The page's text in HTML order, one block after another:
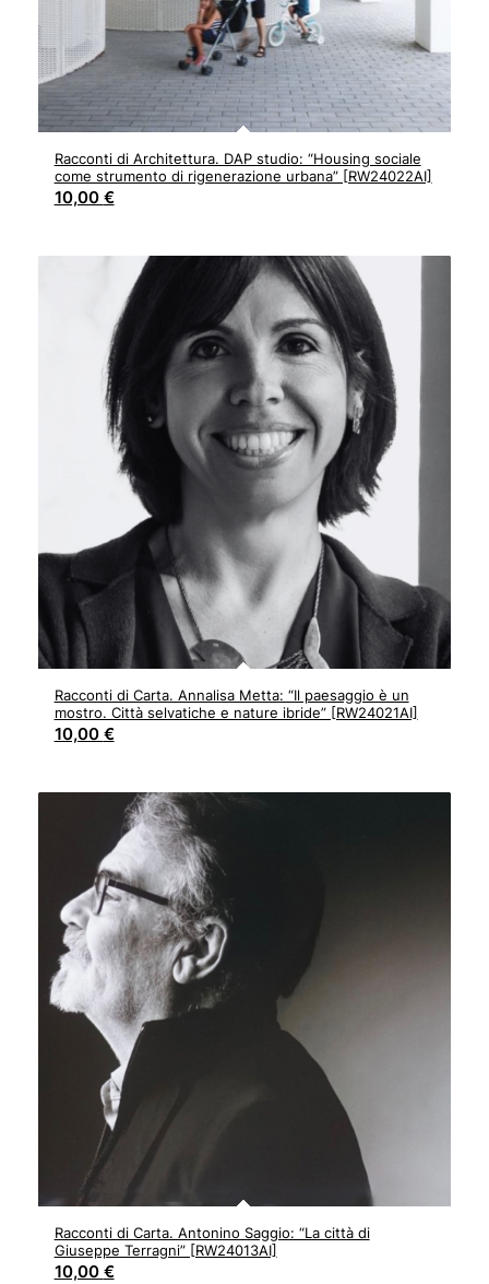
Racconti di Architettura. DAP studio: “Housing sociale
come strumento di rigenerazione urbana” [RW24022AI]
10,00 €
Racconti di Carta. Annalisa Metta: “Il paesaggio è un
mostro. Città selvatiche e nature ibride” [RW24021AI]
10,00 €
Racconti di Carta. Antonino Saggio: “La città di
Giuseppe Terragni” [RW24013AI]
10,00 €